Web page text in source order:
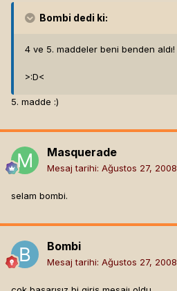
Bombi dedi ki:
4 ve 5. maddeler beni benden aldı!
>:D<
5. madde :)
Masquerade
Mesaj tarihi: Ağustos 27, 2008
selam bombi.
Bombi
Mesaj tarihi: Ağustos 27, 2008